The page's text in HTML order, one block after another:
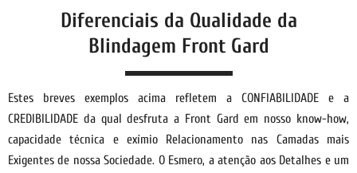
Diferenciais da Qualidade da
Blindagem Front Gard
Estes breves exemplos acima refletem a CONFIABILIDADE e a
CREDIBILIDADE da qual desfruta a Front Gard em nosso know-how,
capacidade técnica e exímio Relacionamento nas Camadas mais
Exigentes de nossa Sociedade. O Esmero, a atenção aos Detalhes e um